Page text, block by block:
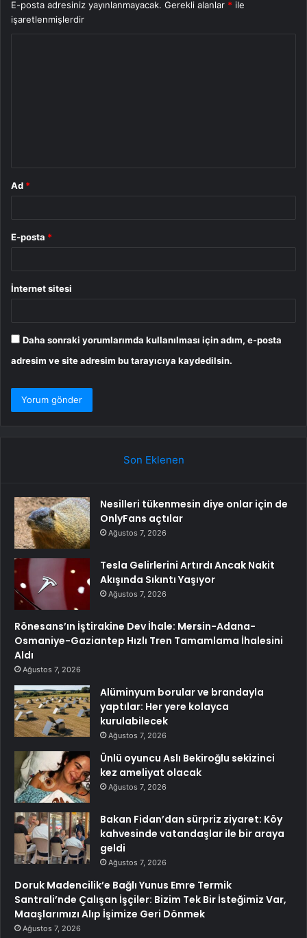
E-posta adresiniz yayınlanmayacak. Gerekli alanlar * ile
işaretlenmişlerdir
Ad *
E-posta *
İnternet sitesi
Daha sonraki yorumlarımda kullanılması için adım, e-posta
adresim ve site adresim bu tarayıcıya kaydedilsin.
Son Eklenen
Nesilleri tükenmesin diye onlar için de
OnlyFans açtılar
Ağustos 7, 2026
Tesla Gelirlerini Artırdı Ancak Nakit
Akışında Sıkıntı Yaşıyor
Ağustos 7, 2026
Rönesans’ın İştirakine Dev İhale: Mersin-Adana-
Osmaniye-Gaziantep Hızlı Tren Tamamlama İhalesini
Aldı
Ağustos 7, 2026
Alüminyum borular ve brandayla
yaptılar: Her yere kolayca
kurulabilecek
Ağustos 7, 2026
Ünlü oyuncu Aslı Bekiroğlu sekizinci
kez ameliyat olacak
Ağustos 7, 2026
Bakan Fidan’dan sürpriz ziyaret: Köy
kahvesinde vatandaşlar ile bir araya
geldi
Ağustos 7, 2026
Doruk Madencilik’e Bağlı Yunus Emre Termik
Santrali’nde Çalışan İşçiler: Bizim Tek Bir İsteğimiz Var,
Maaşlarımızı Alıp İşimize Geri Dönmek
Ağustos 7, 2026